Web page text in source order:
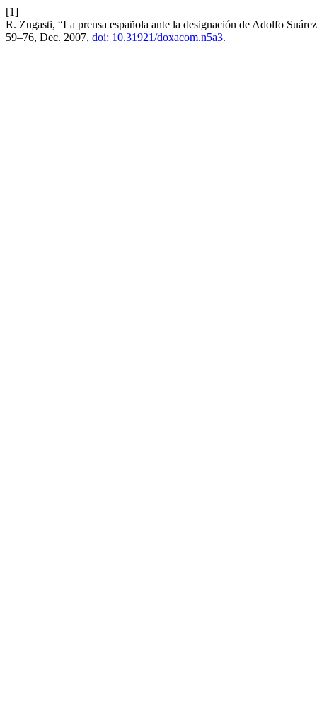
[1]
R. Zugasti, “La prensa española ante la designación de Adolfo
59–76, Dec. 2007, doi: 10.31921/doxacom.n5a3.